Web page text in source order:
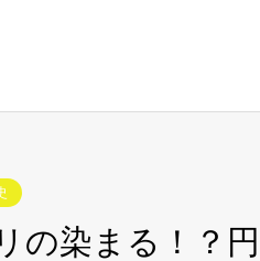
の染まる！？円